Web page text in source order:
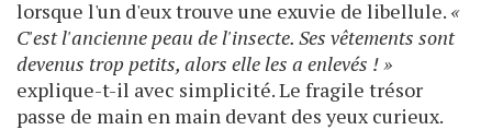
lorsque l'un d'eux trouve une exuvie de libellule. «
C'est l'ancienne peau de l'insecte. Ses vêtements sont
devenus trop petits, alors elle les a enlevés ! »
explique-t-il avec simplicité. Le fragile trésor
passe de main en main devant des yeux curieux.